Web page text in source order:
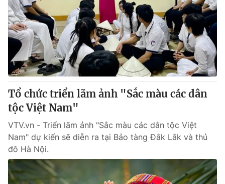
Tổ chức triển lãm ảnh "Sắc màu các dân
tộc Việt Nam"
VTV.vn - Triển lãm ảnh "Sắc màu các dân tộc Việt
Nam" dự kiến sẽ diễn ra tại Bảo tàng Đắk Lắk và thủ
đô Hà Nội.